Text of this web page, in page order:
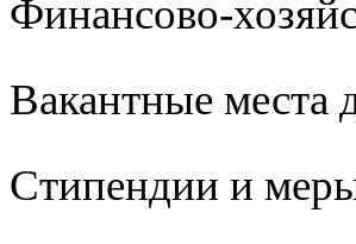
Финансово-
Вакантные места
Стипендии и